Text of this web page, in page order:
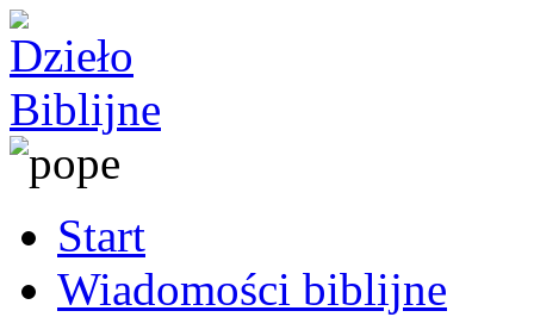
Start
Wiadomości biblijne